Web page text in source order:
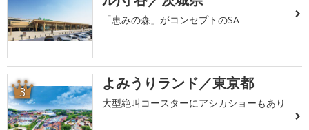
「恵みの森」がコンセプトのSA
3 よみうりランド／東京都
大型絶叫コースターにアシカショーもあり